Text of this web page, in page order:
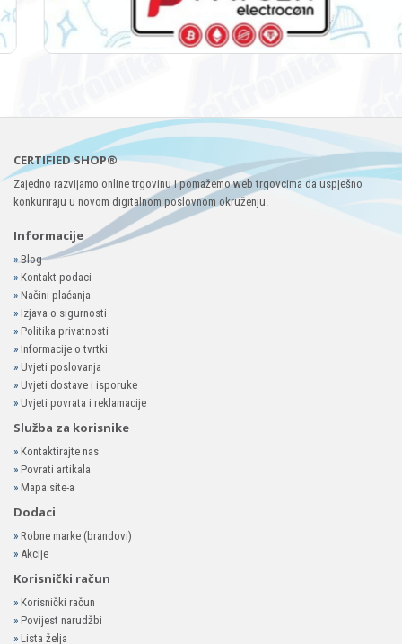
CERTIFIED SHOP®
Zajedno razvijamo online trgovinu i pomažemo web trgovcima da uspješno
konkuriraju u novom digitalnom poslovnom okruženju.
Informacije
»Blog
» Kontakt podaci
» Načini plaćanja
» Izjava o sigurnosti
» Politika privatnosti
» Informacije o tvrtki
» Uvjeti poslovanja
» Uvjeti dostave i isporuke
» Uvjeti povrata i reklamacije
Služba za korisnike
» Kontaktirajte nas
» Povrati artikala
» Mapa site-a
Dodaci
» Robne marke (brandovi)
» Akcije
Korisnički račun
» Korisnički račun
» Povijest narudžbi
» Lista želja